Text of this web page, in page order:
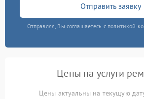
Отправить заявку
Отправляя, Вы соглашаетесь с политикой
Цены на услуги
Цены актуальны на текущую